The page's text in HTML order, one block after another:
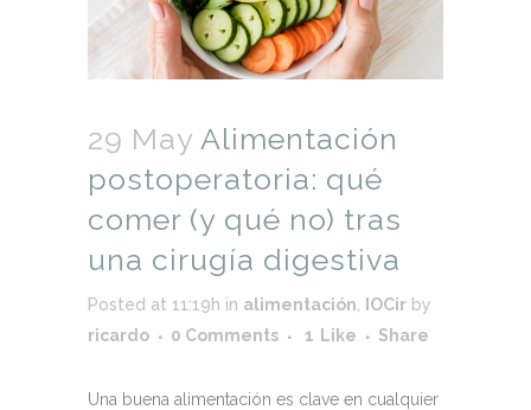
29 May Alimentación
postoperatoria: qué
comer (y qué no) tras
una cirugía digestiva
Posted at 11:19h in alimentación IOCir by
ricardo
0 Comments 1 Like Share
Una buena alimentación es clave en cualquier